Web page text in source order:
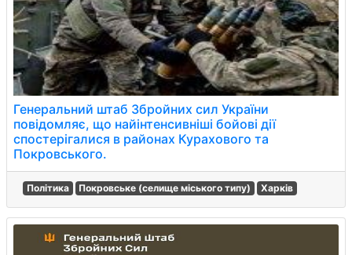
Генеральний штаб Збройних сил України
повідомляє, що найінтенсивніші бойові дії
спостерігалися в районах Курахового та
Покровського.
Політика Покровське (селище міського типу) Харків